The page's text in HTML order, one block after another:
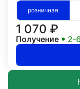
розничная
1 070 ₽
Получение
2-